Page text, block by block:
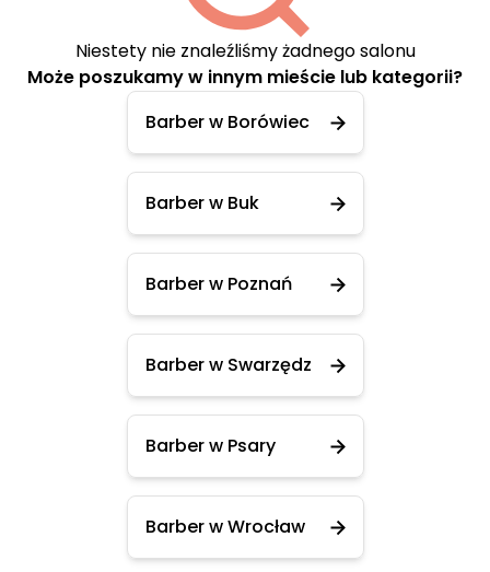
Niestety nie znaleźliśmy żadnego salonu
Może poszukamy w innym mieście lub kategorii?
Barber w Borówiec
Barber w Buk
Barber w Poznań
Barber w Swarzędz
Barber w Psary
Barber w Wrocław